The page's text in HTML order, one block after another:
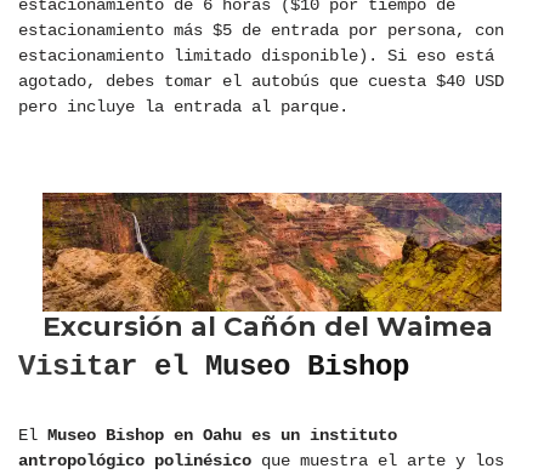
estacionamiento de 6 horas ($10 por tiempo de
estacionamiento más $5 de entrada por persona, con
estacionamiento limitado disponible). Si eso está
agotado, debes tomar el autobús que cuesta $40 USD
pero incluye la entrada al parque.
Visitar el Museo Bishop
El Museo Bishop en Oahu es un instituto
antropológico polinésico que muestra el arte y los